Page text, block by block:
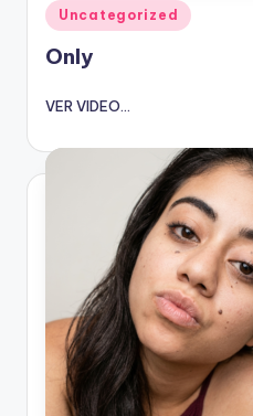
Publicado
en
Uncategorized
Only
VER VIDEO...